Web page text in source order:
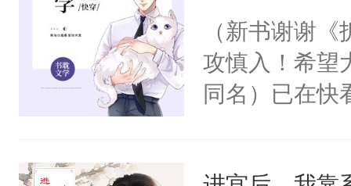
（新书谢谢
攻慎入！希望
同名）已在快